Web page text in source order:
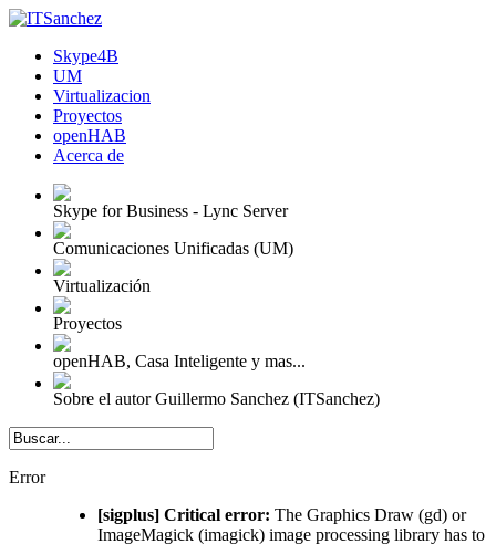
Skype4B
UM
Virtualizacion
Proyectos
openHAB
Acerca de
Skype for Business - Lync Server
Comunicaciones Unificadas (UM)
Virtualización
Proyectos
openHAB, Casa Inteligente y mas...
Sobre el autor Guillermo Sanchez (ITSanchez)
Error
[sigplus] Critical error: The Graphics Draw (gd) or
ImageMagick (imagick) image processing library has to